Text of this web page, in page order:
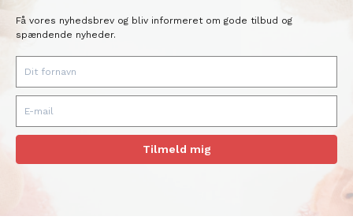
Få vores nyhedsbrev og bliv informeret om gode tilbud og
spændende nyheder.
Tilmeld mig